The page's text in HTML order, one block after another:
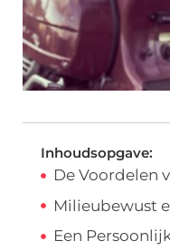
Inhoudsopgave:
De Voordelen
Milieubewust
Een